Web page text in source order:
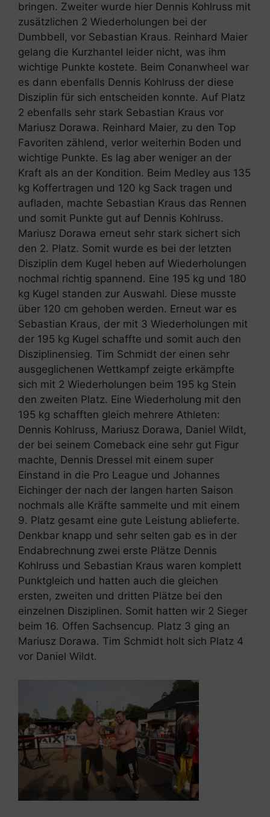
bringen. Zweiter wurde hier Dennis Kohlruss mit
zusätzlichen 2 Wiederholungen bei der
Dumbbell, vor Sebastian Kraus. Reinhard Maier
gelang die Kurzhantel leider nicht, was ihm
wichtige Punkte kostete. Beim Conanwheel war
es dann ebenfalls Dennis Kohlruss der diese
Disziplin für sich entscheiden konnte. Auf Platz
2 ebenfalls sehr stark Sebastian Kraus vor
Mariusz Dorawa. Reinhard Maier, zu den Top
Favoriten zählend, verlor weiterhin Boden und
wichtige Punkte. Es lag aber weniger an der
Kraft als an der Kondition. Beim Medley aus 135
kg Koffertragen und 120 kg Sack tragen und
aufladen, machte Sebastian Kraus das Rennen
und somit Punkte gut auf Dennis Kohlruss.
Mariusz Dorawa erneut sehr stark sichert sich
den 2. Platz. Somit wurde es bei der letzten
Disziplin dem Kugel heben auf Wiederholungen
nochmal richtig spannend. Eine 195 kg und 180
kg Kugel standen zur Auswahl. Diese musste
über 120 cm gehoben werden. Erneut war es
Sebastian Kraus, der mit 3 Wiederholungen mit
der 195 kg Kugel schaffte und somit auch den
Disziplinensieg. Tim Schmidt der einen sehr
ausgeglichenen Wettkampf zeigte erkämpfte
sich mit 2 Wiederholungen beim 195 kg Stein
den zweiten Platz. Eine Wiederholung mit den
195 kg schafften gleich mehrere Athleten:
Dennis Kohlruss, Mariusz Dorawa, Daniel Wildt,
der bei seinem Comeback eine sehr gut Figur
machte, Dennis Dressel mit einem super
Einstand in die Pro League und Johannes
Eichinger der nach der langen harten Saison
nochmals alle Kräfte sammelte und mit einem
9. Platz gesamt eine gute Leistung ablieferte.
Denkbar knapp und sehr selten gab es in der
Endabrechnung zwei erste Plätze Dennis
Kohlruss und Sebastian Kraus waren komplett
Punktgleich und hatten auch die gleichen
ersten, zweiten und dritten Plätze bei den
einzelnen Disziplinen. Somit hatten wir 2 Sieger
beim 16. Offen Sachsencup. Platz 3 ging an
Mariusz Dorawa. Tim Schmidt holt sich Platz 4
vor Daniel Wildt.